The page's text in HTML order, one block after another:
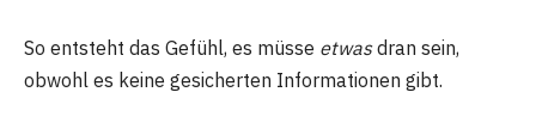
So entsteht das Gefühl, es müsse etwasdran sein,
obwohl es keine gesicherten Informationen gibt.